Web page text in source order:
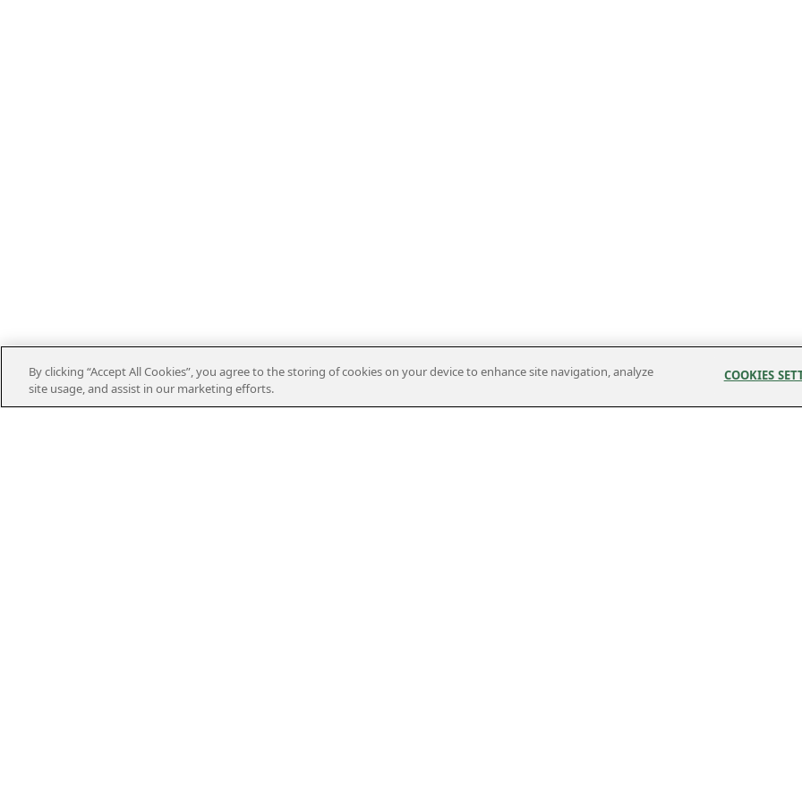
By clicking “Accept All Cookies”, you agree to the storing of cookies on your device to enhance site navigation, analyze
site usage, and assist in our marketing efforts.
COOKIES